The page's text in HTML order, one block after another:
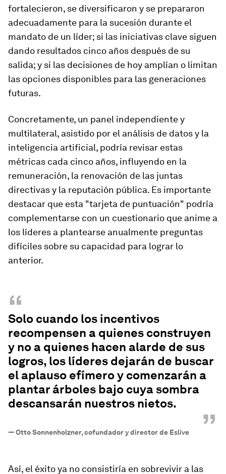
fortalecieron, se diversificaron y se prepararon
adecuadamente para la sucesión durante el
mandato de un líder; si las iniciativas clave siguen
dando resultados cinco años después de su
salida; y si las decisiones de hoy amplían o limitan
las opciones disponibles para las generaciones
futuras.
Concretamente, un panel independiente y
multilateral, asistido por el análisis de datos y la
inteligencia artificial, podría revisar estas
métricas cada cinco años, influyendo en la
remuneración, la renovación de las juntas
directivas y la reputación pública. Es importante
destacar que esta "tarjeta de puntuación" podría
complementarse con un cuestionario que anime a
los líderes a plantearse anualmente preguntas
difíciles sobre su capacidad para lograr lo
anterior.
“
Solo cuando los incentivos
recompensen a quienes construyen
y no a quienes hacen alarde de sus
logros, los líderes dejarán de buscar
el aplauso efímero y comenzarán a
plantar árboles bajo cuya sombra
descansarán nuestros nietos.
”
—Otto Sonnenholzner, cofundador y director de Eslive
Así, el éxito ya no consistiría en sobrevivir a las